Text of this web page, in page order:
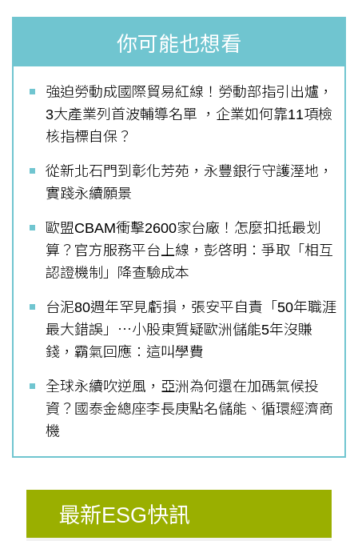
你可能也想看
強迫勞動成國際貿易紅線！勞動部指引出爐，
3大產業列首波輔導名單 ，企業如何靠11項檢
核指標自保？
從新北石門到彰化芳苑，永豐銀行守護溼地，
實踐永續願景
歐盟CBAM衝擊2600家台廠！怎麼扣抵最划
算？官方服務平台上線，彭啓明：爭取「相互
認證機制」降查驗成本
台泥80週年罕見虧損，張安平自責「50年職涯
最大錯誤」⋯小股東質疑歐洲儲能5年沒賺
錢，霸氣回應：這叫學費
全球永續吹逆風，亞洲為何還在加碼氣候投
資？國泰金總座李長庚點名儲能、循環經濟商
機
最新ESG快訊